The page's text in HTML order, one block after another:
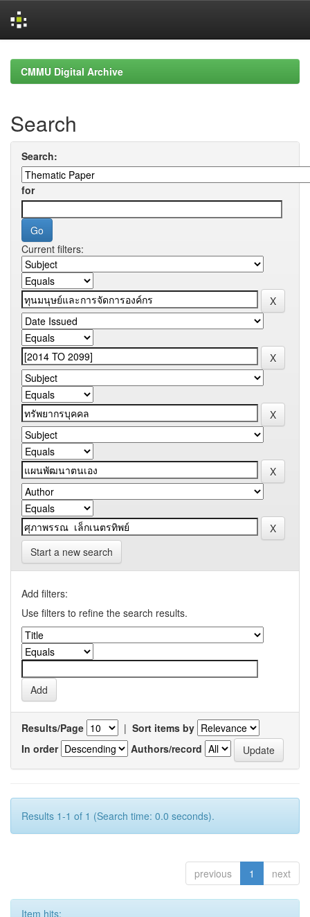
navigationCMMU Digital Archive
Search
Search:
for
Current filters:
Start a new search
Add filters:
Use filters to refine the search results.
Results/Page | Sort items by
In order
Authors/record
Results 1-1 of 1 (Search time: 0.0 seconds).
previous 1 next
Item hits: